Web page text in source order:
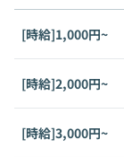
[時給]1,000円~
[時給]2,000円~
[時給]3,000円~